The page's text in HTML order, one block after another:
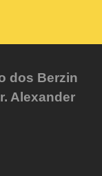
dos Berzin
Alexander